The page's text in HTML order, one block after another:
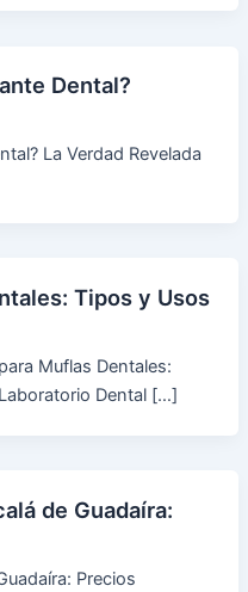
Dental?
La Verdad Revelada
Tipos y Usos
Muflas Dentales:
Dental […]
de Guadaíra:
Precios